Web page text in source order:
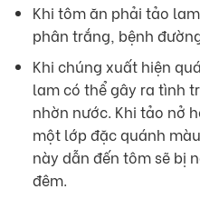
Khi tôm ăn phải tảo
phân trắng, bệnh
Khi chúng xuất hiện
lam có thể gây ra tình
nhờn nước. Khi tảo nở
một lớp đặc quánh
này dẫn đến tôm sẽ bị
đêm.